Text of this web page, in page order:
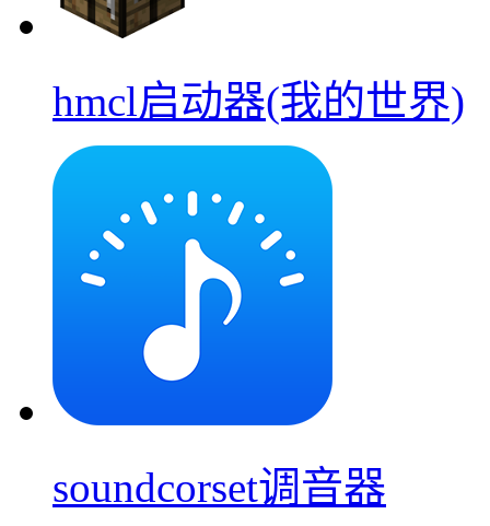
hmcl启动器(我的世界)
soundcorset调音器